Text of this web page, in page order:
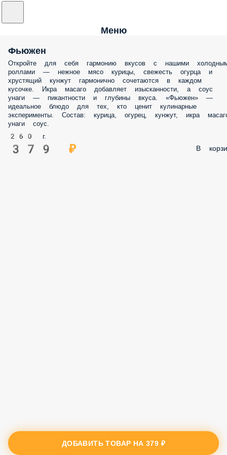
Меню
Фьюжен
Откройте для себя гармонию вкусов с нашими
роллами — нежное мясо курицы, свежесть огурца и
хрустящий кунжут гармонично сочетаются в каждом
кусочке. Икра масаго добавляет изысканности, а соус
унаги — пикантности и глубины вкуса. «Фьюжен» —
идеальное блюдо для тех, кто ценит кулинарные
эксперименты. Состав: курица, огурец, кунжут, икра
унаги соус.
260 г.
379 ₽ В
ДОБАВИТЬ ТОВАР НА379 ₽